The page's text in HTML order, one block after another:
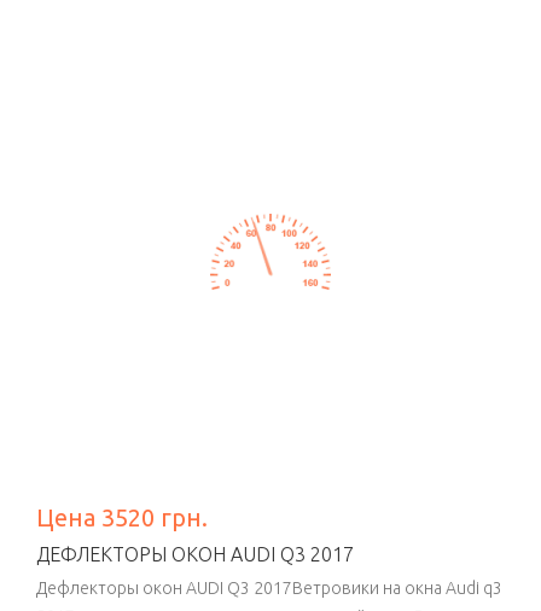
Цена 3520 грн.
ДЕФЛЕКТОРЫ ОКОН AUDI Q3 2017
Дефлекторы окон AUDI Q3 2017Ветровики на окна Audi q3